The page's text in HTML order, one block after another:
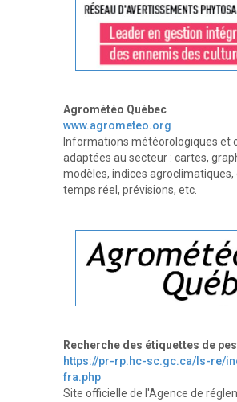
Agrométéo Québec
www.agrometeo.org
Informations météorologiques et
adaptées au secteur : cartes,
modèles, indices agroclimatiques,
temps réel, prévisions, etc.
Recherche des étiquettes de
https://pr-rp.hc-sc.gc.ca/ls-re/
fra.php
Site officielle de l'Agence de